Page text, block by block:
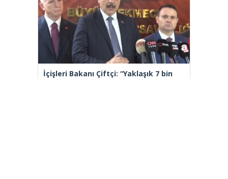
İçişleri Bakanı Çiftçi: “Yaklaşık 7 bin